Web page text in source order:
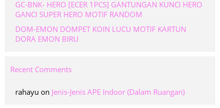
GC-BNK- HERO [ECER 1PCS] GANTUNGAN KUNCI HERO
GANCI SUPER HERO MOTIF RANDOM
DOM-EMON DOMPET KOIN LUCU MOTIF KARTUN
DORA EMON BIRU
Recent Comments
rahayu on Jenis-Jenis APE Indoor (Dalam Ruangan)